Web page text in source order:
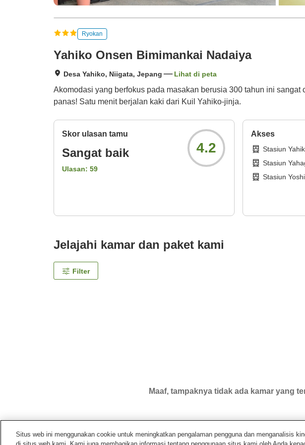
Ryokan
Yahiko Onsen Bimimankai Nadaiya
Desa Yahiko, Niigata, Jepang Lihat di peta
Akomodasi yang berfokus pada masakan berusia 300 tahun ini
panas! Satu menit berjalan kaki dari Kuil Yahiko-jinja.
Skor ulasan tamu
Sangat baik
Ulasan: 59
4.2
Akses
Stasiun
Stasiun
Stasiun
Jelajahi kamar dan paket kami
Filter
Maaf, tampaknya tidak ada kamar yang
Situs web ini menggunakan cookie untuk meningkatkan pengalaman pengguna dan menganalisis